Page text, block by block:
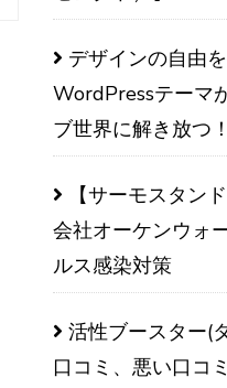
デザインの自由
WordPressテーマ
ブ世界に解き放つ
【サーモスタン
会社オーケンウォ
ルス感染対策
活性ブースター(
口コミ、悪い口コ